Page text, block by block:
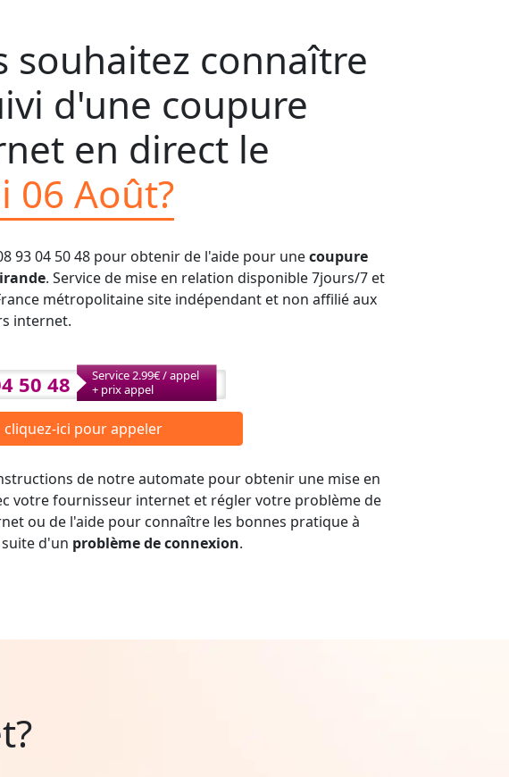
souhaitez connaître
d'une coupure
en direct le
06 Août?
93 04 50 48 pour obtenir de l'aide pour unecoupure
. Service de mise en relation disponible 7jours/7 et
métropolitaine site indépendant et non affilié aux
internet.
50 48
Service 2.99€ / appel
+ prix appel
cliquez-ici pour appeler
de notre automate pour obtenir une mise en
votre fournisseur internet et régler votre problème de
ou de l'aide pour connaître les bonnes pratique à
d'un problème de connexion.